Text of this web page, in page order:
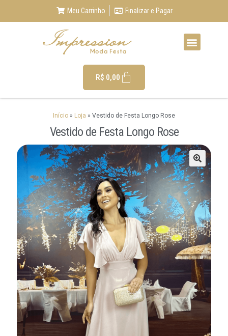
Meu Carrinho Finalizar e Pagar
R$ 0,00
Início » Loja » Vestido de Festa Longo Rose
Vestido de Festa Longo Rose
🔍